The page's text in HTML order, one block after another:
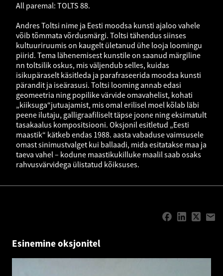
All paremal: TOLTS 88.
Andres Toltsi nime ja Eesti moodsa kunsti ajaloo vahele
võib tõmmata võrdusmärgi. Toltsi tähendus siinses
kultuuriruumis on kaugelt ületanud ühe looja loomingu
piirid. Tema lähenemisest kunstile on saanud märgiline
nn toltsilik oskus, mis väljendub selles, kuidas
isikupäraselt käsitleda ja parafraseerida moodsa kunsti
pärandit ja iseärasusi. Toltsi looming annab edasi
geomeetria ning popilike värvide omavahelist, kohati
„kiiksuga“jutuajamist, mis omal erilisel moel kõlab läbi
peene ilutaju, galligraafiliselt täpse joone ning eksimatult
tasakaalus kompositsiooni. Oksjonil esitletud „Eesti
maastik“ kätkeb endas 1988. aasta vabaduse vaimsusele
omast sinimustvalget kui ballaadi, mida esitatakse maa ja
taeva vahel – kodune maastikukilluke maalil saab osaks
rahvusvärvidega ülistatud kõiksuses.
Esinemine oksjonitel